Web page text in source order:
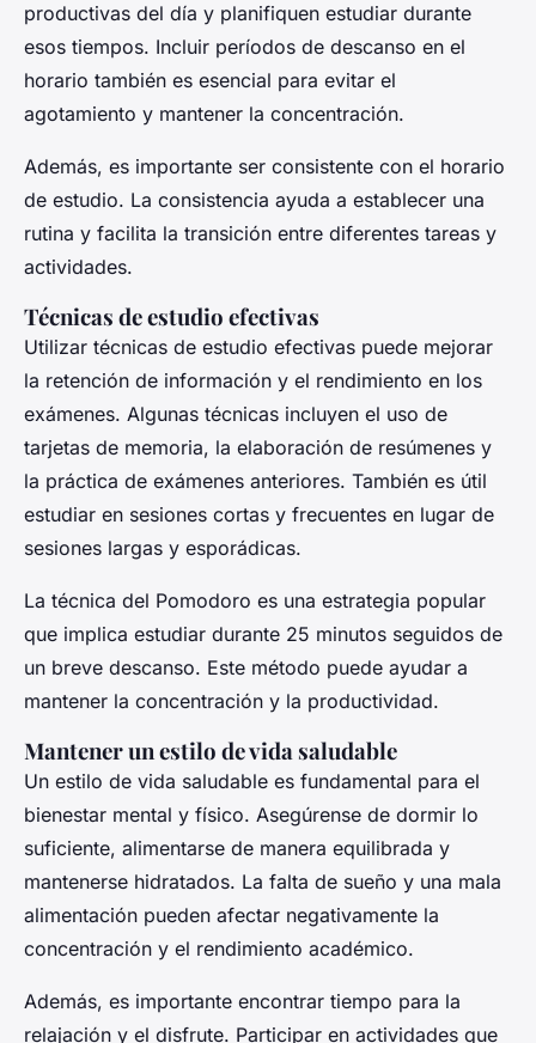
productivas del día y planifiquen estudiar durante
esos tiempos. Incluir períodos de descanso en el
horario también es esencial para evitar el
agotamiento y mantener la concentración.
Además, es importante ser consistente con el horario
de estudio. La consistencia ayuda a establecer una
rutina y facilita la transición entre diferentes tareas y
actividades.
Técnicas de estudio efectivas
Utilizar técnicas de estudio efectivas puede mejorar
la retención de información y el rendimiento en los
exámenes. Algunas técnicas incluyen el uso de
tarjetas de memoria, la elaboración de resúmenes y
la práctica de exámenes anteriores. También es útil
estudiar en sesiones cortas y frecuentes en lugar de
sesiones largas y esporádicas.
La técnica del Pomodoro es una estrategia popular
que implica estudiar durante 25 minutos seguidos de
un breve descanso. Este método puede ayudar a
mantener la concentración y la productividad.
Mantener un estilo de vida saludable
Un estilo de vida saludable es fundamental para el
bienestar mental y físico. Asegúrense de dormir lo
suficiente, alimentarse de manera equilibrada y
mantenerse hidratados. La falta de sueño y una mala
alimentación pueden afectar negativamente la
concentración y el rendimiento académico.
Además, es importante encontrar tiempo para la
relajación y el disfrute. Participar en actividades que